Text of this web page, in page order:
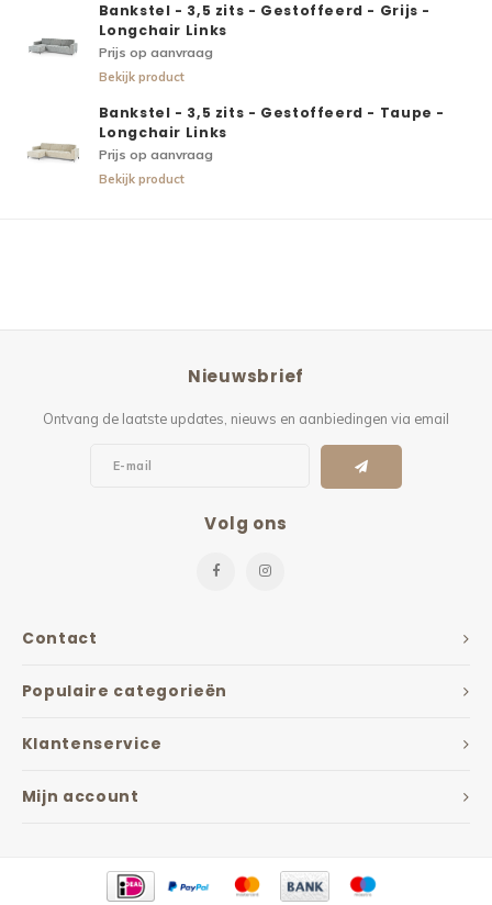
Bankstel - 3,5 zits - Gestoffeerd - Grijs -
Longchair Links
Prijs op aanvraag
Bekijk product
Bankstel - 3,5 zits - Gestoffeerd - Taupe -
Longchair Links
Prijs op aanvraag
Bekijk product
Contact
Nieuwsbrief
Ontvang de laatste updates, nieuws en aanbiedingen via email
Volg ons
Populaire categorieën
Klantenservice
Mijn account